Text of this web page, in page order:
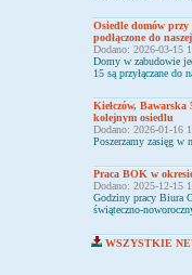
Osiedle domów przy
podłączone do
Dodano: 2026-03-15
Domy w zabudowie
15 są przyłączane do
Kiełczów, Bawarska
kolejnym osiedlu
Dodano: 2026-01-16
Poszerzamy zasięg w
Praca BOK w
Dodano: 2025-12-15
Godziny pracy Biura
świąteczno-
WSZYSTKIE